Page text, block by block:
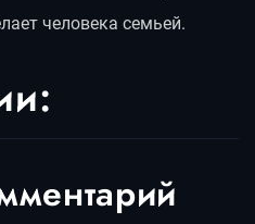
человека семьей.